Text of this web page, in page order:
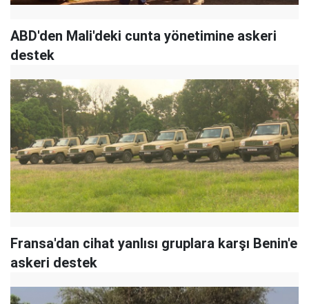
ABD'den Mali'deki cunta yönetimine askeri
destek
Fransa'dan cihat yanlısı gruplara karşı Benin'e
askeri destek